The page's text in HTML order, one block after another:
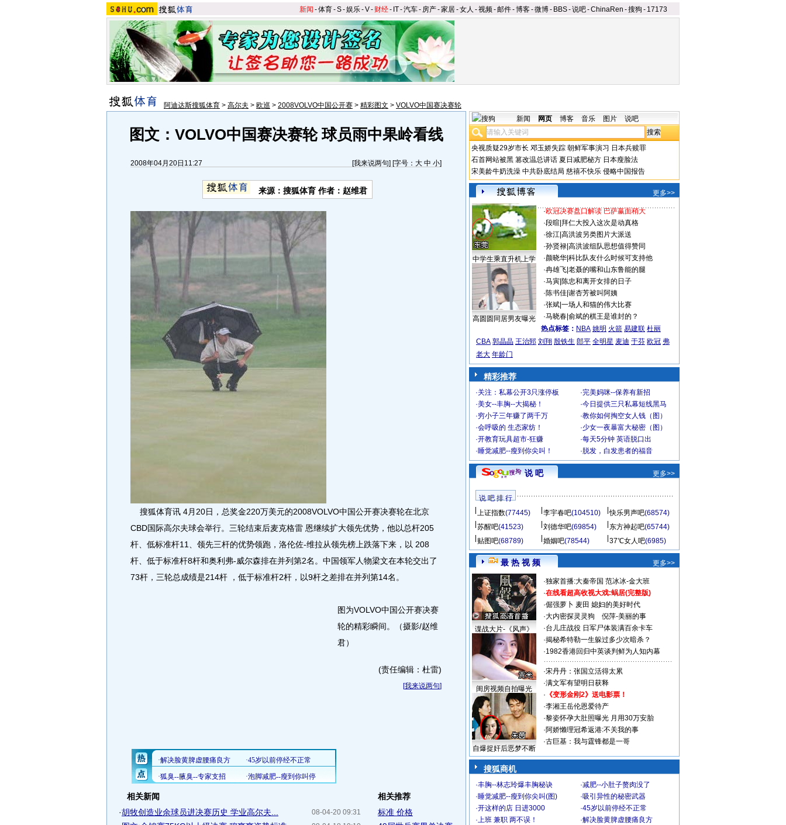
新闻 -体育-S-娱乐-V- 财经- IT-汽车- 房产-家居-女人 -视频-邮件-博客-微博- BBS-说吧-ChinaRen -搜狗 - 17173
阿迪达斯搜狐体育 > 高尔夫 > 欧巡 > 2008VOLVO中国公开赛 > 精彩图文 > VOLVO中国赛决赛轮
图文：VOLVO中国赛决赛轮 球员雨中果岭看线
2008年04月20日11:27 [我来说两句] [字号： 大 中 小]
来源：搜狐体育 作者：赵维君
搜狐体育讯 4月20日，总奖金220万美元的2008VOLVO中国公开赛决赛轮在北京
CBD国际高尔夫球会举行。三轮结束后麦克格雷 恩继续扩大领先优势，他以总杆205
杆、低标准杆11、领先三杆的优势领跑，洛伦佐-维拉从领先榜上跌落下来，以 208
杆、低于标准杆8杆和奥利弗-威尔森排在并列第2名。中国领军人物梁文在本轮交出了
73杆，三轮总成绩是214杆 ，低于标准杆2杆，以9杆之差排在并列第14名。
图为VOLVO中国公开赛决赛
轮的精彩瞬间。（摄影/赵维
君）
(责任编辑：杜雷)
[我来说两句]
相关新闻
08-04-20 09:31
·胡牧创造业余球员进决赛历史 学业高尔夫...
相关推荐
标准 价格
新闻 网页 博客 音乐 图片 说吧
央视质疑29岁市长 邓玉娇失踪 朝鲜军事演习 日本兵赎罪
石首网站被黑 篡改温总讲话 夏日减肥秘方 日本瘦脸法
宋美龄牛奶洗澡 中共卧底结局 慈禧不快乐 侵略中国报告
更多>>
中学生乘直升机上学
高圆圆同居男友曝光
·欧冠决赛盘口解读 巴萨赢面稍大
·段暄 拜仁大投入这次是动真格
·徐江| 高洪波另类图片大派送
·孙贤禄| 高洪波组队思想值得赞同
·颜晓华| 科比队友什么时候可支持他
·冉雄飞| 老聂的嘴和山东鲁能的腿
·马寅| 陈忠和离开女排的日子
·陈书佳| 谢杏芳被叫阿姨
·张斌| 一场人和猫的伟大比赛
·马晓春| 俞斌的棋王是谁封的？
热点标签： NBA 姚明 火箭 易建联 杜丽
CBA 郭晶晶 王治郅 刘翔 殷铁生 郎平 全明星 麦迪 于芬 欧冠 弗
老大 年龄门
精彩推荐
·关注：私幕公开3只涨停板 ·完美妈咪--保养有新招
·美女--丰胸--大揭秘！ ·今日提供三只私幕短线黑马
·穷小子三年赚了两千万 ·教你如何掏空女人钱（图）
·会呼吸的 生态家纺！ ·少女一夜暴富大秘密（图）
·开教育玩具超市-狂赚 ·每天5分钟 英语脱口出
·睡觉减肥--瘦到你尖叫！ · 脱发，白发患者的福音
说 吧 更多>>
说 吧 排 行
上证指数(77445) 李宇春吧(104510) 快乐男声吧(68574)
苏醒吧(41523) 刘德华吧(69854) 东方神起吧(65744)
贴图吧(68789) 婚姻吧(78544) 37℃女人吧(6985)
最 热 视 频 更多>>
谍战大片-《风声》
闺房视频自拍曝光
自爆捉奸后恶梦不断
·独家首播:大秦帝国 范冰冰-金大班
·在线看超高收视大戏:蜗居(完整版)
·倔强萝卜 麦田 媳妇的美好时代
·大内密探灵灵狗
倪萍-美丽的事
·台儿庄战役 日军尸体装满百余卡车
·揭秘希特勒一生躲过多少次暗杀？
·1982香港回归中英谈判鲜为人知内幕
·宋丹丹：张国立活得太累
·满文军有望明日获释
· 《变形金刚2》送电影票！
·李湘王岳伦恩爱待产
·黎姿怀孕大肚照曝光 月用30万安胎
·阿娇懒理冠希返港:不关我的事
·古巨基：我与霆锋都是一哥
搜狐商机
·丰胸--林志玲爆丰胸秘诀 ·减肥--小肚子赘肉没了
·睡觉减肥--瘦到你尖叫(图) ·吸引异性的秘密武器
·开这样的店 日进3000 ·45岁以前停经不正常
·上班 兼职 两不误！ ·解决脸黄脾虚腰痛良方